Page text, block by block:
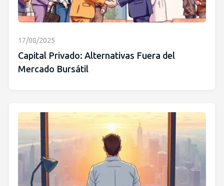
17/08/2025
Capital Privado: Alternativas Fuera del
Mercado Bursátil